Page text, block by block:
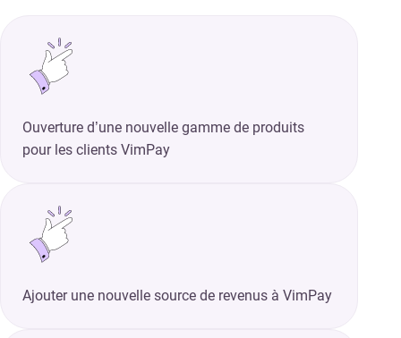
Ouverture d’une nouvelle gamme de produits
pour les clients VimPay
Ajouter une nouvelle source de revenus à VimPay